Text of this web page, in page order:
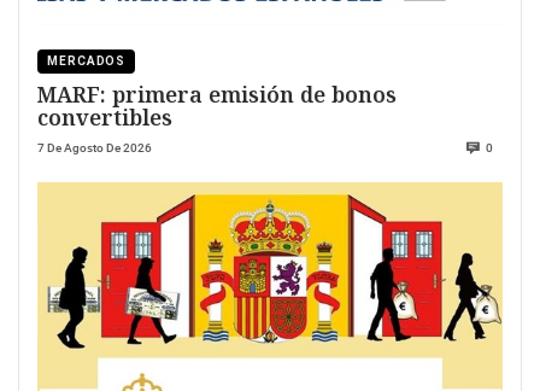
MERCADOS
MARF: primera emisión de bonos
convertibles
7 De Agosto De 2026 0